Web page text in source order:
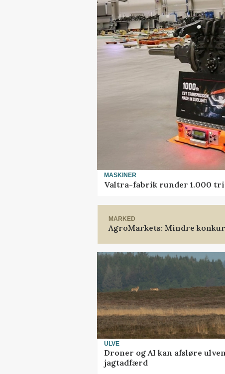
MASKINER
Valtra-fabrik runder 1.000
MARKED
AgroMarkets: Mindre
ULVE
Droner og AI kan afsløre
jagtadfærd